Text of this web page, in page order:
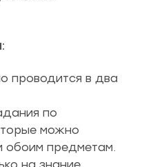
проводится в два
по
можно
обоим предметам.